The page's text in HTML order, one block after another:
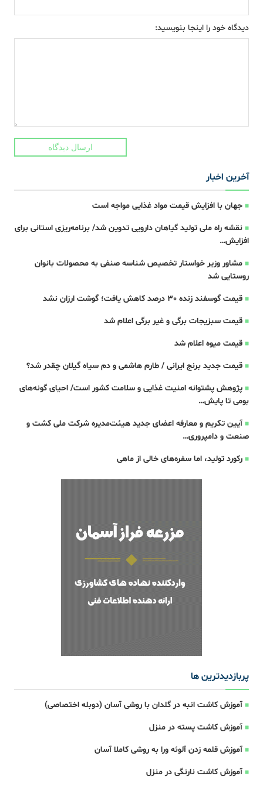
دیدگاه خود را اینجا بنویسید:
ارسال دیدگاه
آخرین اخبار
جهان با افزایش قیمت مواد غذایی مواجه است
نقشه راه ملی تولید گیاهان دارویی تدوین شد/ برنامه‌ریزی استانی برای
افزایش…
مشاور وزیر خواستار تخصیص شناسه صنفی به محصولات بانوان
روستایی شد
قیمت گوسفند زنده 30 درصد کاهش یافت؛ گوشت ارزان نشد
قیمت سبزیجات برگی و غیر برگی اعلام شد
قیمت میوه اعلام شد
قیمت جدید برنج ایرانی / طارم هاشمی و دم سیاه گیلان چقدر شد؟
پژوهش پشتوانه امنیت غذایی و سلامت کشور است/ احیای گونه‌های
بومی تا پایش…
آیین تکریم و معارفه اعضای جدید هیئت‌مدیره شرکت ملی کشت و
صنعت و دامپروری…
رکورد تولید، اما سفره‌های خالی از ماهی
پربازدیدترین ها
آموزش کاشت انبه در گلدان با روشی آسان (دوبله اختصاصی)
آموزش کاشت پسته در منزل
آموزش قلمه زدن آلوئه ورا به روشی کاملا آسان
آموزش کاشت نارنگی در منزل